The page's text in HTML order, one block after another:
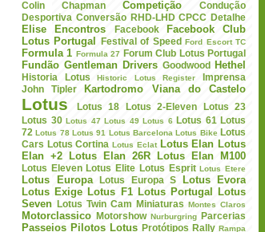
Colin Chapman Competição
Condução
Desportiva Conversão RHD-LHD CPCC Detalhe
Elise Encontros Facebook
Facebook Club
Lotus Portugal
Festival of Speed Ford Escort TC
Formula 1 Formula 27 Forum Club Lotus Portugal
Fundão Gentleman Drivers Goodwood Hethel
Historia Lotus Historic Lotus Register
Imprensa
John Tipler
Kartodromo Viana do Castelo
Lotus Lotus 18 Lotus 2-Eleven
Lotus 23
Lotus 30 Lotus 47 Lotus 49 Lotus 6 Lotus 61 Lotus
72 Lotus 78 Lotus 91 Lotus Barcelona Lotus Bike Lotus
Cars Lotus Cortina Lotus Eclat Lotus Elan Lotus
Elan +2
Lotus Elan 26R Lotus Elan M100
Lotus Eleven Lotus Elite Lotus Esprit Lotus Etere
Lotus Europa Lotus Europa S
Lotus Evora
Lotus Exige Lotus F1 Lotus Portugal
Lotus
Seven
Lotus Twin Cam Miniaturas Montes Claros
Motorclassico Motorshow Nurburgring Parcerias
Passeios Pilotos Lotus Protótipos Rally Rampa